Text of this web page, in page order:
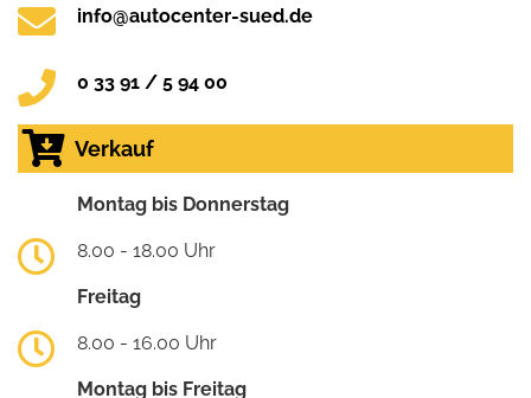
info@autocenter-sued.de
0 33 91 / 5 94 00
Verkauf
Montag bis Donnerstag
8.00 - 18.00 Uhr
Freitag
8.00 - 16.00 Uhr
Montag bis Freitag